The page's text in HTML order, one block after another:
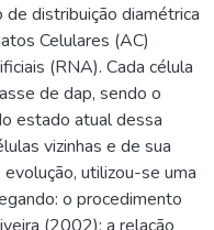
distribuição diamétrica
Celulares (AC)
(RNA). Cada célula
de dap, sendo o
estado atual dessa
vizinhas e de sua
utilizou-se uma
o procedimento